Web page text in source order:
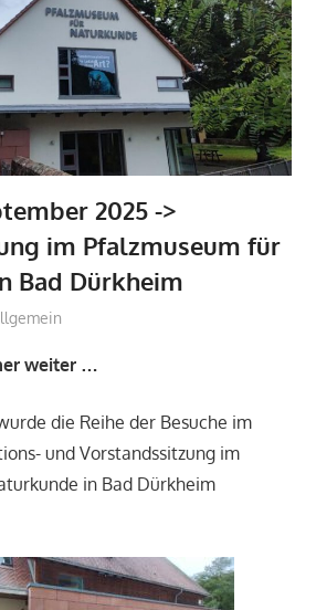
2025 ->
im Pfalzmuseum für
Bad Dürkheim
Grandmaire
weiter …
die Reihe der Besuche im
und Vorstandssitzung im
in Bad Dürkheim